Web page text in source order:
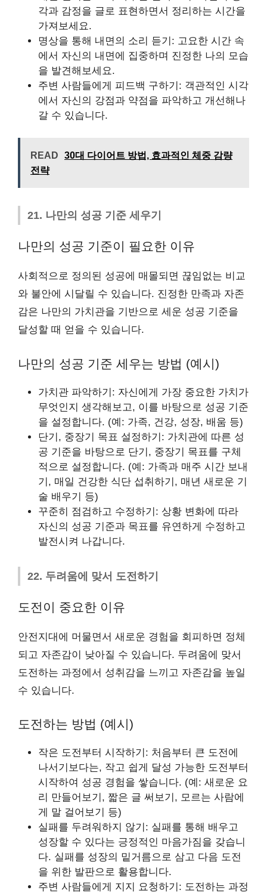
각과 감정을 글로 표현하면서 정리하는 시간을
가져보세요.
명상을 통해 내면의 소리 듣기: 고요한 시간 속
에서 자신의 내면에 집중하며 진정한 나의 모습
을 발견해보세요.
주변 사람들에게 피드백 구하기: 객관적인 시각
에서 자신의 강점과 약점을 파악하고 개선해나
갈 수 있습니다.
READ
30대 다이어트 방법, 효과적인 체중 감량
전략
21. 나만의 성공 기준 세우기
나만의 성공 기준이 필요한 이유
사회적으로 정의된 성공에 매몰되면 끊임없는 비교
와 불안에 시달릴 수 있습니다. 진정한 만족과 자존
감은 나만의 가치관을 기반으로 세운 성공 기준을
달성할 때 얻을 수 있습니다.
나만의 성공 기준 세우는 방법 (예시)
가치관 파악하기: 자신에게 가장 중요한 가치가
무엇인지 생각해보고, 이를 바탕으로 성공 기준
을 설정합니다. (예: 가족, 건강, 성장, 배움 등)
단기, 중장기 목표 설정하기: 가치관에 따른 성
공 기준을 바탕으로 단기, 중장기 목표를 구체
적으로 설정합니다. (예: 가족과 매주 시간 보내
기, 매일 건강한 식단 섭취하기, 매년 새로운 기
술 배우기 등)
꾸준히 점검하고 수정하기: 상황 변화에 따라
자신의 성공 기준과 목표를 유연하게 수정하고
발전시켜 나갑니다.
22. 두려움에 맞서 도전하기
도전이 중요한 이유
안전지대에 머물면서 새로운 경험을 회피하면 정체
되고 자존감이 낮아질 수 있습니다. 두려움에 맞서
도전하는 과정에서 성취감을 느끼고 자존감을 높일
수 있습니다.
도전하는 방법 (예시)
작은 도전부터 시작하기: 처음부터 큰 도전에
나서기보다는, 작고 쉽게 달성 가능한 도전부터
시작하여 성공 경험을 쌓습니다. (예: 새로운 요
리 만들어보기, 짧은 글 써보기, 모르는 사람에
게 말 걸어보기 등)
실패를 두려워하지 않기: 실패를 통해 배우고
성장할 수 있다는 긍정적인 마음가짐을 갖습니
다. 실패를 성장의 밑거름으로 삼고 다음 도전
을 위한 발판으로 활용합니다.
주변 사람들에게 지지 요청하기: 도전하는 과정